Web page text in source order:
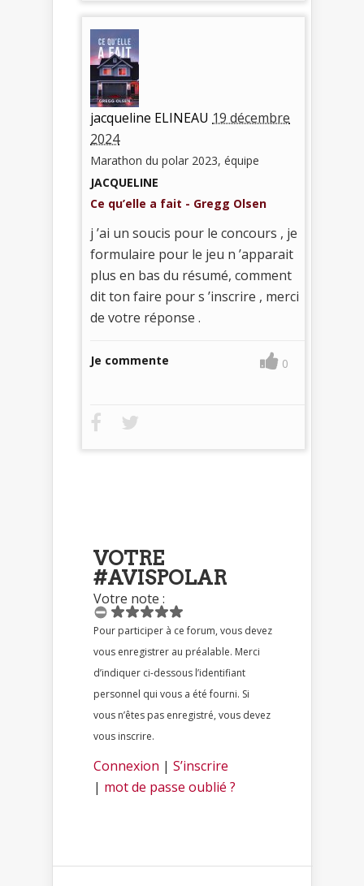
jacqueline ELINEAU 19 décembre
2024
Marathon du polar 2023, équipe
JACQUELINE
Ce qu’elle a fait - Gregg Olsen
j ’ai un soucis pour le concours , je
formulaire pour le jeu n ’apparait
plus en bas du résumé, comment
dit ton faire pour s ’inscrire , merci
de votre réponse .
Je commente 0
VOTRE
#AVISPOLAR
Votre note :
Pour participer à ce forum, vous devez
vous enregistrer au préalable. Merci
d’indiquer ci-dessous l’identifiant
personnel qui vous a été fourni. Si
vous n’êtes pas enregistré, vous devez
vous inscrire.
Connexion | S’inscrire
| mot de passe oublié ?